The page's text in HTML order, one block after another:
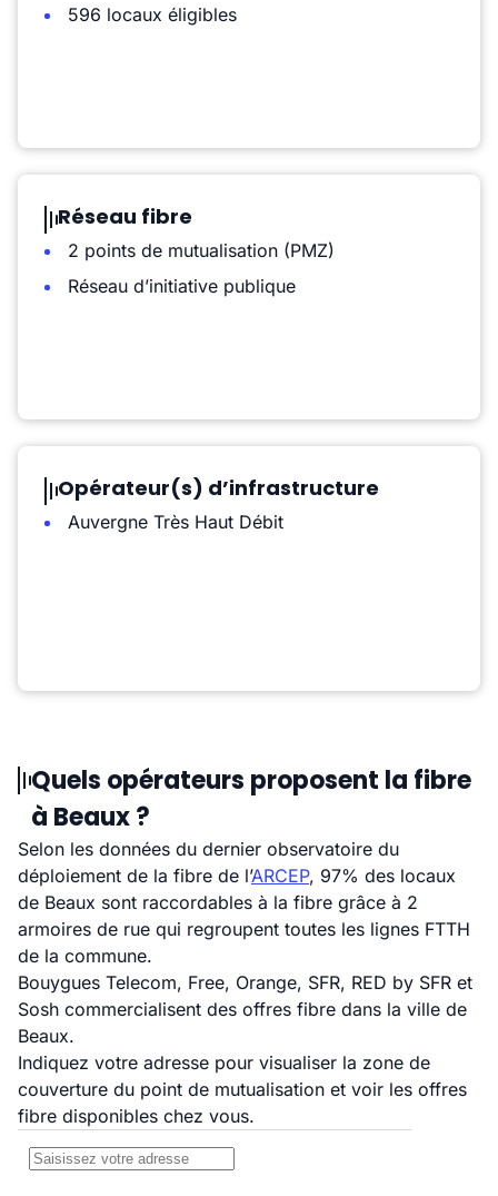
596 locaux éligibles
Réseau fibre
2 points de mutualisation (PMZ)
Réseau d’initiative publique
Opérateur(s) d’infrastructure
Auvergne Très Haut Débit
Quels opérateurs proposent la fibre
à Beaux ?
Selon les données du dernier observatoire du
déploiement de la fibre de l’ARCEP, 97% des locaux
de Beaux sont raccordables à la fibre grâce à 2
armoires de rue qui regroupent toutes les lignes FTTH
de la commune.
Bouygues Telecom, Free, Orange, SFR, RED by SFR et
Sosh commercialisent des offres fibre dans la ville de
Beaux.
Indiquez votre adresse pour visualiser la zone de
couverture du point de mutualisation et voir les offres
fibre disponibles chez vous.